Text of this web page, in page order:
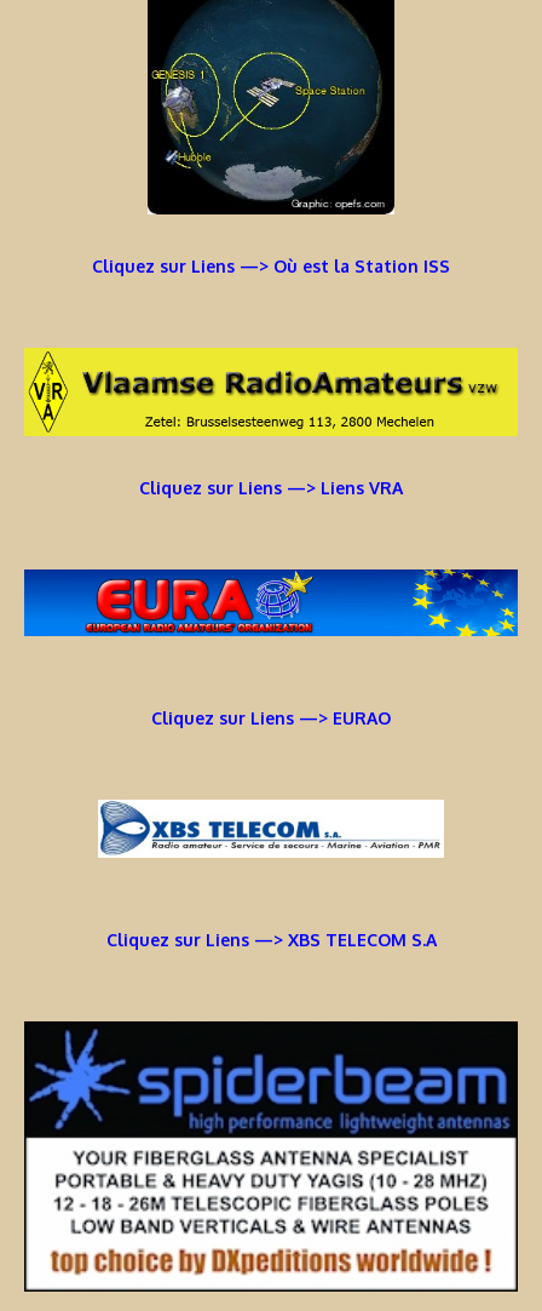
Cliquez sur Liens —> Où est la Station ISS
Cliquez sur Liens —> Liens VRA
Cliquez sur Liens —> EURAO
Cliquez sur Liens —> XBS TELECOM S.A